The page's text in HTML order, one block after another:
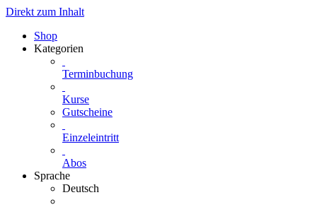
Direkt zum Inhalt
Shop
Kategorien
Terminbuchung
Kurse
Gutscheine
Einzeleintritt
Abos
Sprache
Deutsch